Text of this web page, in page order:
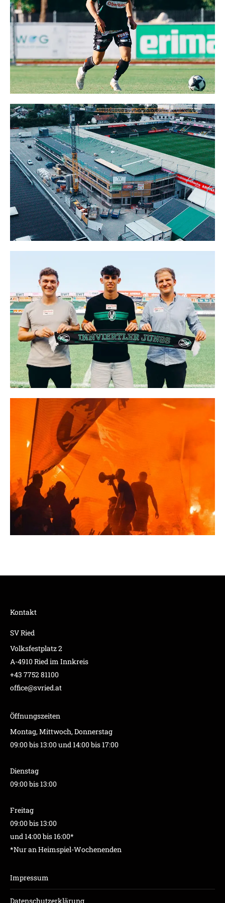
Kontakt
SV Ried
Volksfestplatz 2
A-4910 Ried im Innkreis
+43 7752 81100
office@svried.at
Öffnungszeiten
Montag, Mittwoch, Donnerstag
09:00 bis 13:00 und 14:00 bis 17:00
Dienstag
09:00 bis 13:00
Freitag
09:00 bis 13:00
und 14:00 bis 16:00*
*Nur an Heimspiel-Wochenenden
Impressum
Datenschutzerklärung